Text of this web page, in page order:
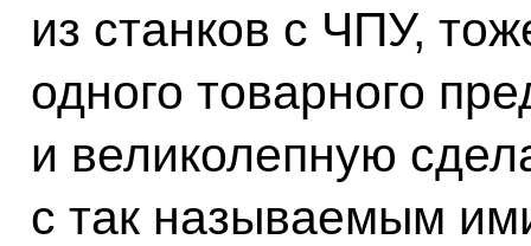
из станков с ЧПУ,
одного товарного
и великолепную
с так называемым